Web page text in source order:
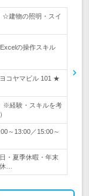
☆建物の照明・スイ
の操作スキル
コヤマビル 101 ★
※経験・スキルを考
～13:00／15:00～
・夏季休暇・年末
…